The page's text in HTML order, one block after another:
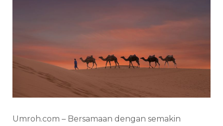
Umroh.com – Bersamaan dengan semakin